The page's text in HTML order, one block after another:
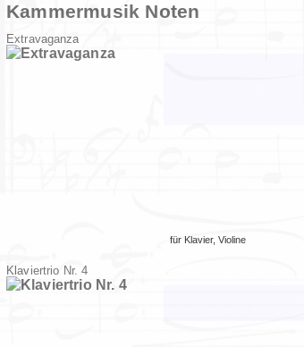
Kammermusik Noten
Extravaganza
für Klavier, Violine
Klaviertrio Nr. 4